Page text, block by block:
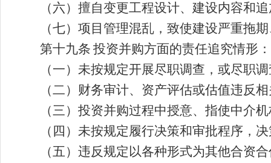
（六）擅自变更工程设计、建设内容和
（七）项目管理混乱，致使建设严重拖
第十九条 投资并购方面的责任追究情形：
（一）未按规定开展尽职调查，或尽职
（二）财务审计、资产评估或估值违反
（三）投资并购过程中授意、指使中介
（四）未按规定履行决策和审批程序，
（五）违反规定以各种形式为其他合资